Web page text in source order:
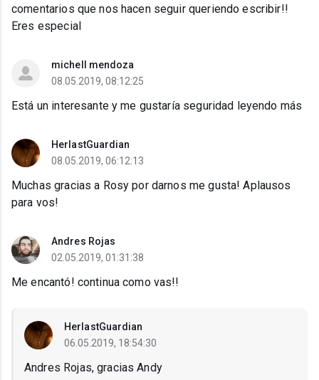
comentarios que nos hacen seguir queriendo escribir!!
Eres especial
michell mendoza
08.05.2019, 08:12:25
Está un interesante y me gustaría seguridad leyendo más
HerlastGuardian
08.05.2019, 06:12:13
Muchas gracias a Rosy por darnos me gusta! Aplausos
para vos!
Andres Rojas
02.05.2019, 01:31:38
Me encantó! continua como vas!!
HerlastGuardian
06.05.2019, 18:54:30
Andres Rojas, gracias Andy